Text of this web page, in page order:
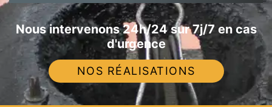
Nous intervenons 24h/24 sur 7j/7 en cas
d'urgence
NOS RÉALISATIONS